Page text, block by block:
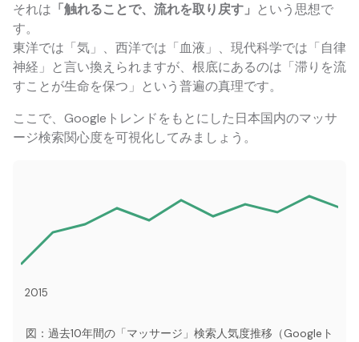
それは 「触れることで、流れを取り戻す」 という思想で
す。
東洋では「気」、西洋では「血液」、現代科学では「自律
神経」と言い換えられますが、根底にあるのは「滞りを流
すことが生命を保つ」という普遍の真理です。
ここで、Googleトレンドをもとにした日本国内のマッサ
ージ検索関心度を可視化してみましょう。
2015
図：過去10年間の「マッサージ」検索人気度推移（Googleト